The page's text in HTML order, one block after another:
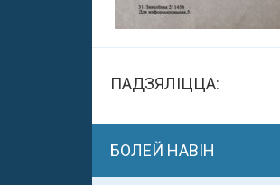
ПАДЗЯЛІЦЦА:
БОЛЕЙ НАВІН